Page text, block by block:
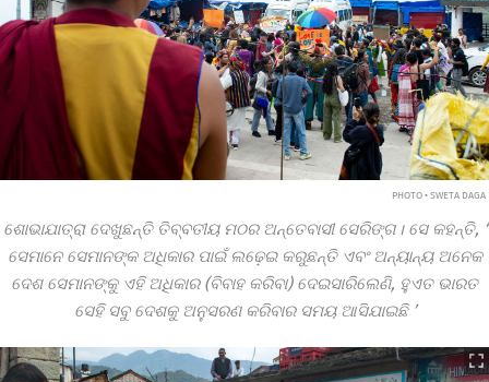
PHOTO • SWETA DAGA
ଶୋଭାଯାତ୍ରା ଦେଖୁଛନ୍ତି ତିବ୍ବତୀୟ ମଠର ଅନ୍ତେବାସୀ ସେରିଙ୍ଗ। ସେ କହନ୍ତି,
ସେମାନେ ସେମାନଙ୍କ ଅଧିକାର ପାଇଁ ଲଢ଼େଇ କରୁଛନ୍ତି ଏବଂ ଅନ୍ୟାନ୍ୟ ଅନେକ
ଦେଶ ସେମାନଙ୍କୁ ଏହି ଅଧିକାର (ବିବାହ କରିବା) ଦେଇସାରିଲେଣି, ହୁଏତ ଭାରତ
ସେହି ସବୁ ଦେଶକୁ ଅନୁସରଣ କରିବାର ସମୟ ଆସିଯାଇଛି ’